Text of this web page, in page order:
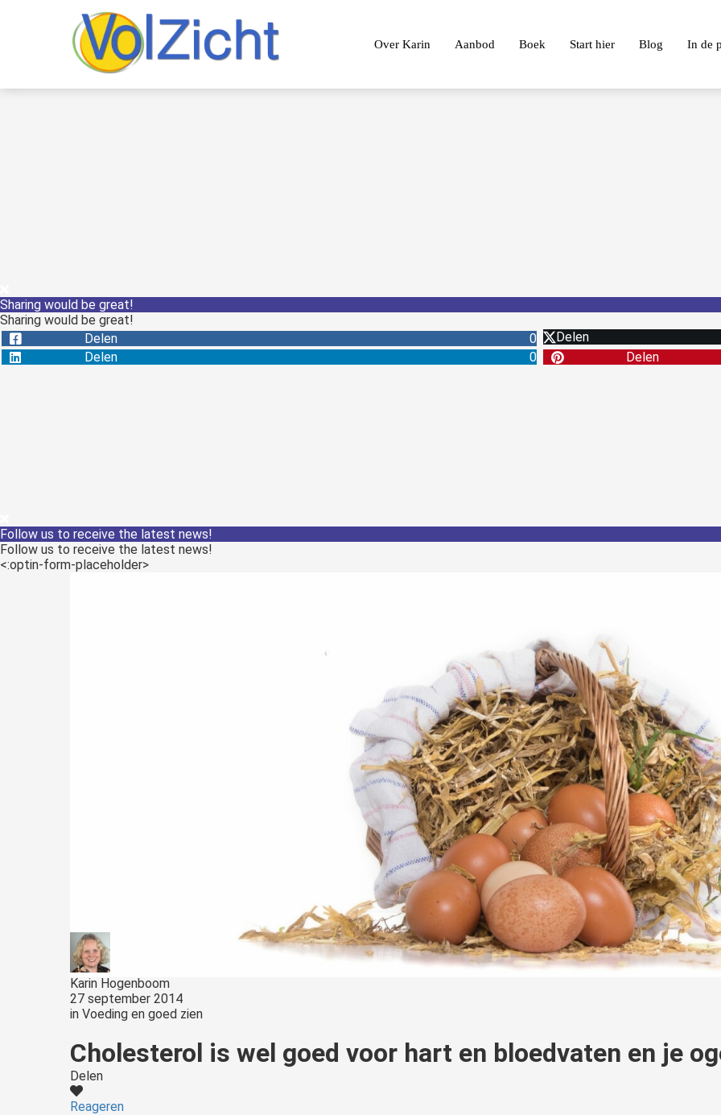
Over Karin Aanbod Boek Start hier Blog In de
Sharing would be great!
Sharing would be great!
Delen
0
Delen
Delen
0 Delen
Follow us to receive the latest news!
Follow us to receive the latest news!
<:optin-form-placeholder>
Karin Hogenboom
27 september 2014
in Voeding en goed zien
Cholesterol is wel goed voor hart en bloedvaten en je
Delen
Reageren